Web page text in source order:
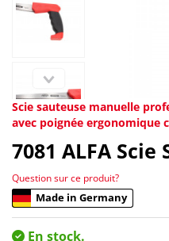
Scie sauteuse manuelle
avec poignée ergonomique
7081 ALFA Scie
Question sur ce produit?
Made in Germany
En stock.